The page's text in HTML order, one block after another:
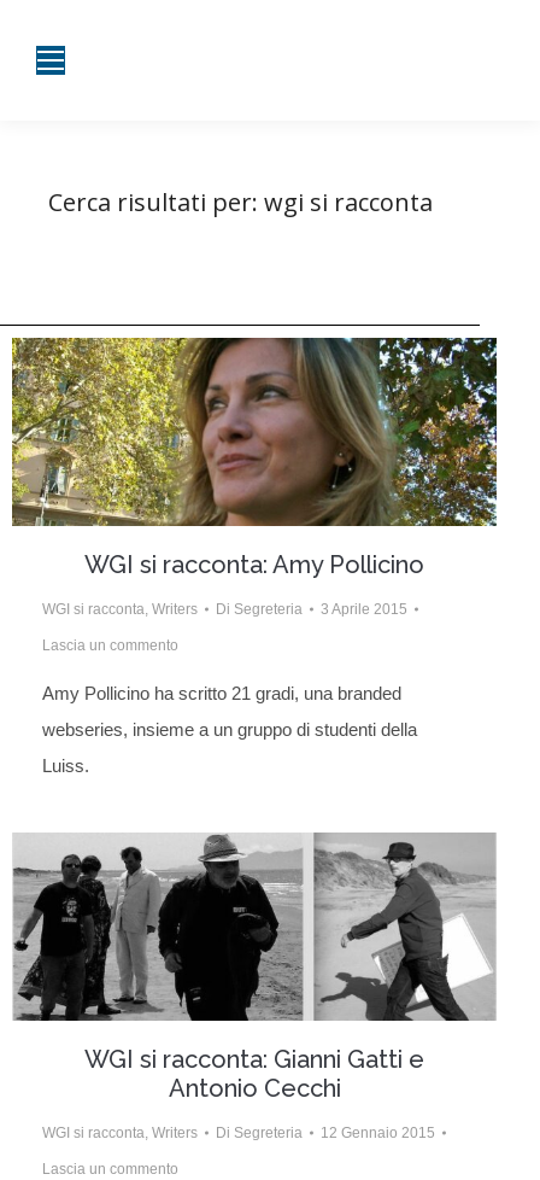
Cerca risultati per: wgi si racconta
WGI si racconta: Amy Pollicino
WGI si racconta, Writers Di Segreteria 3 Aprile 2015
Lascia un commento
Amy Pollicino ha scritto 21 gradi, una branded
webseries, insieme a un gruppo di studenti della
Luiss.
WGI si racconta: Gianni Gatti e
Antonio Cecchi
WGI si racconta, Writers Di Segreteria 12 Gennaio 2015
Lascia un commento